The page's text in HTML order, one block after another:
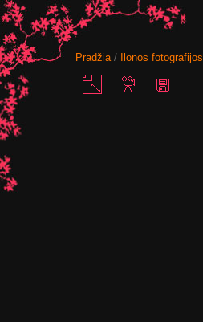
Pradžia/ Ilonos fotografijos